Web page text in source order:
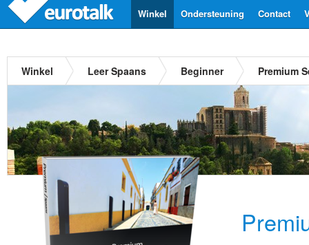
Contact
Ondersteuning
Winkel
Winkel Leer Spaans Beginner Premium